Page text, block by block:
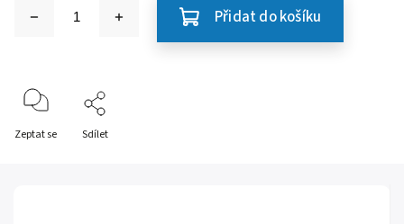
Přidat do košíku
Zeptat se Sdílet